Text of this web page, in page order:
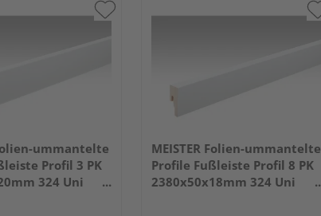
ummantelte
Profil 3 PK
324 Uni
MEISTER Folien-ummantelte
Profile Fußleiste Profil 8 PK
2380x50x18mm 324 Uni